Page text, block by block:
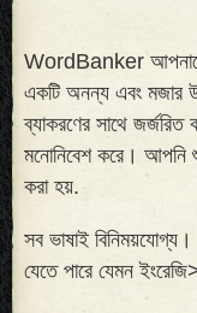
WordBanker আপনাকে
একটি অনন্য এবং
ব্যাকরণের সাথে জর্জরিত
মনোনিবেশ করে। আপনি
করা হয়.
সব ভাষাই
যেতে পারে যেমন